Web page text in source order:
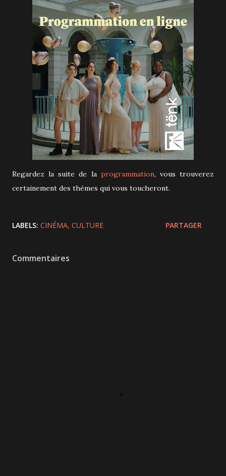
Regardez la suite de la programmation, vous trouverez
certainement des thèmes qui vous toucheront.
LABELS: CINÉMA CULTURE PARTAGER
Commentaires